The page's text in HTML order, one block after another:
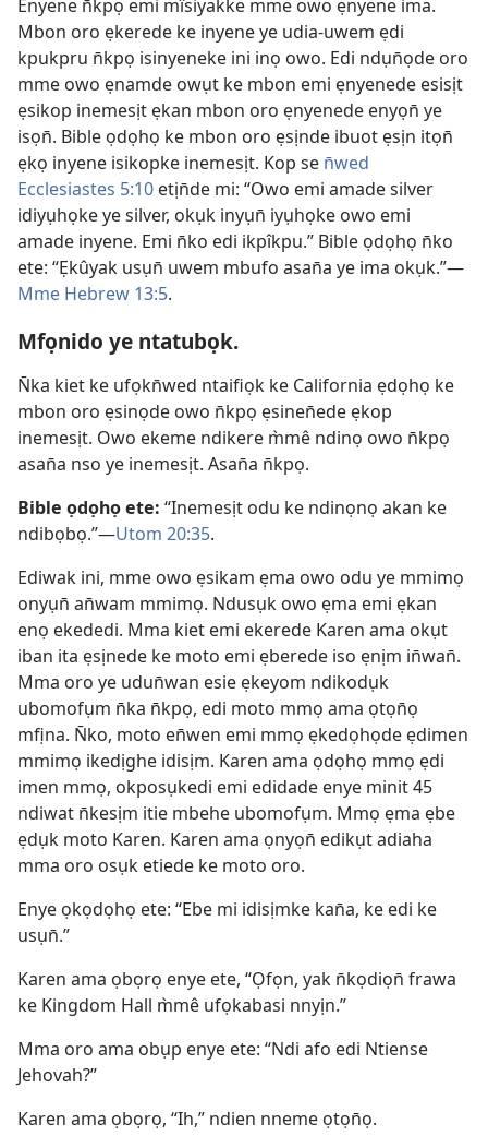
Enyene n̄kpọ emi mîsiyakke mme owo ẹnyene ima.
Mbon oro ẹkerede ke inyene ye udia-uwem ẹdi
kpukpru n̄kpọ isinyeneke ini inọ owo. Edi ndụn̄ọde oro
mme owo ẹnamde owụt ke mbon emi ẹnyenede esisịt
ẹsikop inemesịt ẹkan mbon oro ẹnyenede enyọn̄ ye
isọn̄. Bible ọdọhọ ke mbon oro ẹsịnde ibuot ẹsịn itọn̄
ẹkọ inyene isikopke inemesịt. Kop se n̄wed
Ecclesiastes 5:10 etịn̄de mi: “Owo emi amade silver
idiyụhọke ye silver, okụk inyụn̄ iyụhọke owo emi
amade inyene. Emi n̄ko edi ikpîkpu.” Bible ọdọhọ n̄ko
ete: “Ẹkûyak usụn̄ uwem mbufo asan̄a ye ima okụk.”—
Mme Hebrew 13:5.
Mfọnido ye ntatubọk.
N̄ka kiet ke ufọkn̄wed ntaifiọk ke California ẹdọhọ ke
mbon oro ẹsinọde owo n̄kpọ ẹsinen̄ede ẹkop
inemesịt. Owo ekeme ndikere m̀mê ndinọ owo n̄kpọ
asan̄a nso ye inemesịt. Asan̄a n̄kpọ.
Bible ọdọhọ ete: “Inemesịt odu ke ndinọnọ akan ke
ndibọbọ.”—Utom 20:35.
Ediwak ini, mme owo ẹsikam ẹma owo odu ye mmimọ
onyụn̄ an̄wam mmimọ. Ndusụk owo ẹma emi ẹkan
enọ ekededi. Mma kiet emi ekerede Karen ama okụt
iban ita ẹsịnede ke moto emi ẹberede iso ẹnịm in̄wan̄.
Mma oro ye udun̄wan esie ẹkeyom ndikodụk
ubomofụm n̄ka n̄kpọ, edi moto mmọ ama ọtọn̄ọ
mfịna. N̄ko, moto en̄wen emi mmọ ẹkedọhọde ẹdimen
mmimọ ikedịghe idisịm. Karen ama ọdọhọ mmọ ẹdi
imen mmọ, okposụkedi emi edidade enye minit 45
ndiwat n̄kesịm itie mbehe ubomofụm. Mmọ ẹma ẹbe
ẹdụk moto Karen. Karen ama ọnyọn̄ edikụt adiaha
mma oro osụk etiede ke moto oro.
Enye ọkọdọhọ ete: “Ebe mi idisịmke kan̄a, ke edi ke
usụn̄.”
Karen ama ọbọrọ enye ete, “Ọfọn, yak n̄kọdiọn̄ frawa
ke Kingdom Hall m̀mê ufọkabasi nnyịn.”
Mma oro ama obụp enye ete: “Ndi afo edi Ntiense
Jehovah?”
Karen ama ọbọrọ, “Ih,” ndien nneme ọtọn̄ọ.